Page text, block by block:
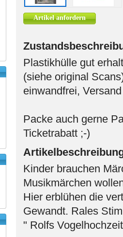
Artikel anfordern
Plastikhülle gut
(siehe original
einwandfrei,
Packe auch gerne
Ticketrabatt ;-)
Kinder brauchen
Musikmärchen
Hier erblühen die
Gewandt. Rales
" Rolfs